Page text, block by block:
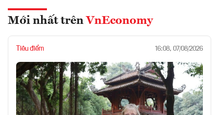
Mới nhất trên VnEconomy
Tiêu điểm 16:08, 07/08/2026